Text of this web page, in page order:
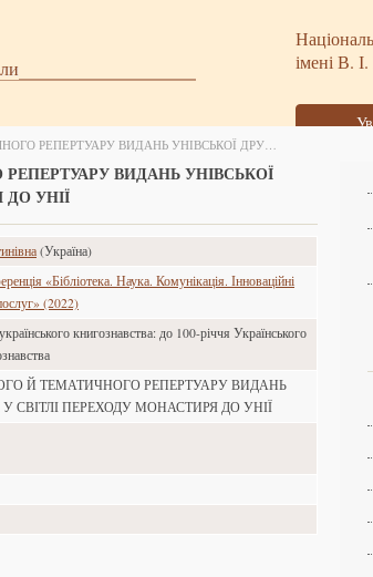
імені В.
ОСОБЛИВОСТІ МОВНОГО Й ТЕМАТИЧНОГО РЕПЕРТУАРУ ВИДАНЬ УНІВСЬКОЇ ДРУКАРНІ У СВІТЛІ ПЕРЕХОДУ МОНАСТИРЯ ДО УНІЇ
ВИДАНЬ УНІВСЬКОЇ
УНІЇ
(Україна)
«Бібліотека. Наука. Комунікація. Інноваційні
(2022)
книгознавства: до 100-річчя Українського
Й ТЕМАТИЧНОГО РЕПЕРТУАРУ ВИДАНЬ
СВІТЛІ ПЕРЕХОДУ МОНАСТИРЯ ДО УНІЇ